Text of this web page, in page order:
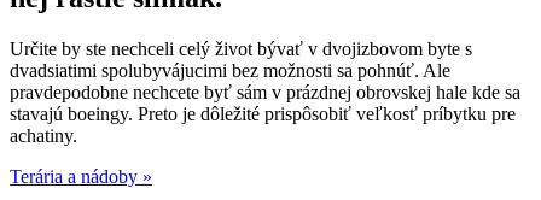
Určite by ste nechceli celý život bývať v dvojizbovom byte s
dvadsiatimi spolubyvájucimi bez možnosti sa pohnúť. Ale
pravdepodobne nechcete byť sám v prázdnej obrovskej hale kde sa
stavajú boeingy. Preto je dôležité prispôsobiť veľkosť príbytku pre
achatiny.
Terária a nádoby »